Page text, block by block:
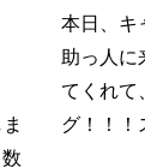
本日、キ
助っ人に
てくれて
グ！！！